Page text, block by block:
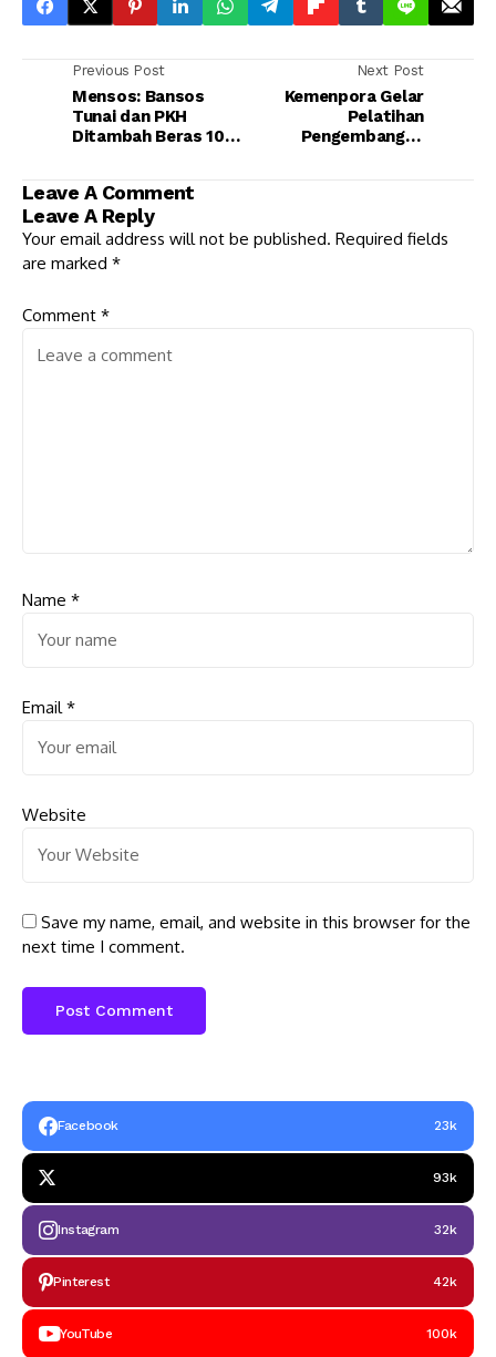
Previous Post
Mensos: Bansos
Tunai dan PKH
Ditambah Beras 10
Next Post
Kemenpora Gelar
Pelatihan
Pengembangan
Leave A Comment
Leave A Reply
Your email address will not be published. Required fields
are marked *
Comment *
Name *
Email*
Website
Save my name, email, and website in this browser for the
next time I comment.
Facebook 23k
93k
Instagram 32k
Pinterest 42k
YouTube 100k